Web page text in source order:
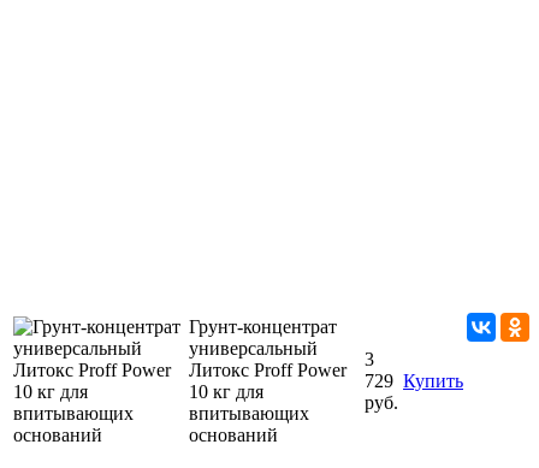
Грунт-концентрат
универсальный
Литокс Proff Power
10 кг для
впитывающих
оснований
3
729
руб.
Купить